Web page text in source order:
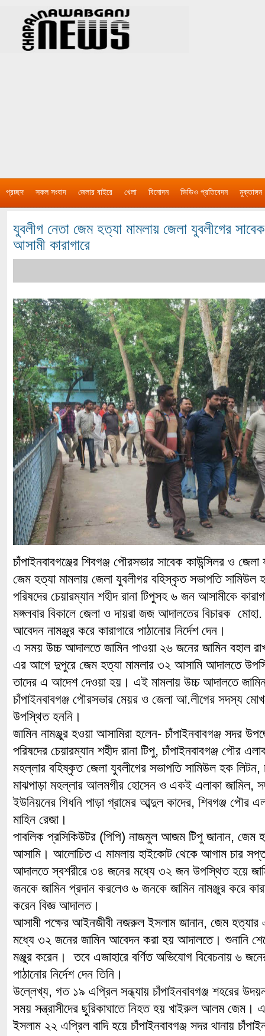
প্রচ্ছদ সকল সংবাদ জেলার বাইরে খেলা বিনোদন ভিডিও প্রতিবেদন মুক্তাঙ্গন
যুবলীগ নেতা জেম হত্যা মামলায় জেলা যুবলীগের
আসামী কারাগারে
চাঁপাইনবাবগঞ্জের শিবগঞ্জ পৌরসভার সাবেক কাউন্সিলর ও
জেম হত্যা মামলায় জেলা যুবলীগর বহিস্কৃত সভাপতি সামিউল
পরিষদের চেয়ারম্যান শহীদ রানা টিপুসহ ৬ জন আসামীকে
মঙ্গলবার বিকালে জেলা ও দায়রা জজ আদালতের বিচারক
আবেদন নামঞ্জুর করে কারাগারে পাঠানোর নির্দেশ দেন।
এ সময় উচ্চ আদালতে জামিন পাওয়া ২৬ জনের জামিন বহাল
এর আগে দুপুরে জেম হত্যা মামলার ৩২ আসামি আদালতে
তাদের এ আদেশ দেওয়া হয়। এই মামলায় উচ্চ আদালতে
চাঁপাইনবাবগঞ্জ পৌরসভার মেয়র ও জেলা আ.লীগের সদস্য
উপস্থিত হননি।
জামিন নামঞ্জুর হওয়া আসামিরা হলেন- চাঁপাইনবাবগঞ্জ সদর
পরিষদের চেয়ারম্যান শহীদ রানা টিপু, চাঁপাইনবাবগঞ্জ পৌর
মহল্লার বহিষ্কৃত জেলা যুবলীগের সভাপতি সামিউল হক লিটন,
মাঝপাড়া মহল্লার আলমগীর হোসেন ও একই এলাকা জামিল,
ইউনিয়নের গিধনি পাড়া গ্রামের আব্দুল কাদের, শিবগঞ্জ পৌর
মাহিন রেজা।
পাবলিক প্রসিকিউটর (পিপি) নাজমুল আজম টিপু জানান, জেম
আসামি। আলোচিত এ মামলায় হাইকোট থেকে আগাম চার
আদালতে স্বশরীরে ৩৪ জনের মধ্যে ৩২ জন উপস্থিত হয়ে
জনকে জামিন প্রদান করলেও ৬ জনকে জামিন নামঞ্জুর করে
করেন বিজ্ঞ আদালত।
আসামী পক্ষের আইনজীবী নজরুল ইসলাম জানান, জেম
মধ্যে ৩২ জনের জামিন আবেদন করা হয় আদালতে। শুনানি
মঞ্জুর করেন। তবে এজাহারে বর্ণিত অভিযোগ বিবেচনায় ৬
পাঠানোর নির্দেশ দেন তিনি।
উল্লেখ্য, গত ১৯ এপ্রিল সন্ধ্যায় চাঁপাইনবাবগঞ্জ শহরের
সময় সন্ত্রাসীদের ছুরিকাঘাতে নিহত হয় খাইরুল আলম জেম।
ইসলাম ২২ এপ্রিল বাদি হয়ে চাঁপাইনবাবগঞ্জ সদর থানায়